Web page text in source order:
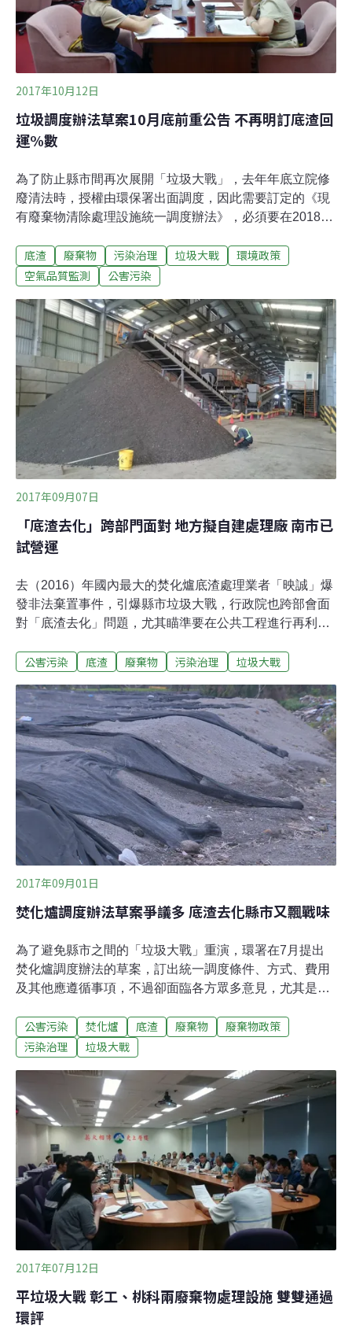
2017年10月12日
垃圾調度辦法草案10月底前重公告 不再明訂底渣回
運%數
為了防止縣市間再次展開「垃圾大戰」，去年年底立院修
廢清法時，授權由環保署出面調度，因此需要訂定的《現
有廢棄物清除處理設施統一調度辦法》，必須要在2018年
將在10月底前再次公告並展開公聽，要趕在期限內完成。
立院12日審查環保署106年公務預算凍結案，包括5報告
的，僅有垃圾緊急應變計畫與空品監測計畫，兩案原遭凍
結的預算分別為1億元、500萬，而整個計畫的預算則分別
是約13億、約7000萬。糾結底渣去化問題 第一次公告遭
縣市反彈環署在7月曾經第一次公告，不過在舉行第一次
公聽會時，就遭到縣市政府大力反彈，因此環署便收回重
擬，沒有繼續公聽下去。環署督察總隊隊長吳盛忠坦言，
最大的爭議仍是出在底渣的去處問題。先前高雄市以1公
噸垃圾換1.8底渣的代價，代台東、雲林縣焚化垃圾，不料
無處可去的焚化爐底渣
底渣 廢棄物 污染治理 垃圾大戰
環境政策
空氣品質監測
公害污染
2017年09月07日
「底渣去化」跨部門面對 地方擬自建處理廠 南市已
試營運
去（2016）年國內最大的焚化爐底渣處理業者「映誠」爆
發非法棄置事件，引爆縣市垃圾大戰，行政院也跨部會面
對「底渣去化」問題，尤其瞄準要在公共工程進行再利
建處理設施，由地方政府親自把關底渣再生粒料的生產與
程會6日舉辦觀摩會，找來中央及各縣市環保與工程機
關，宣導焚化再生粒料可安全無虞再利用；強調未來底渣
資源化之後，將由地方環保機關驗證，並統一調度供料，
以避免過去委託處理廠，面臨「誰知道他在裡面摻了什
麼」的疑慮，而乏人問津、工程單位不敢用的疑慮。行政
院在2017年1月時，由身兼政務委員與工程會主委的吳宏
謀出面跨部會協商，面對民眾與工程界對於底渣品質仍有
許多疑慮的問題，定調未來底渣資源化產品，將由地方環
保單位驗證後，統一調度供料給工程單位。並且優先應用
在環保爭議較小的工程，例如CLSM（控制性低強度
公害污染 底渣 廢棄物 污染治理 垃圾大戰
2017年09月01日
焚化爐調度辦法草案爭議多 底渣去化縣市又飄戰味
為了避免縣市之間的「垃圾大戰」重演，環署在7月提出
焚化爐調度辦法的草案，訂出統一調度條件、方式、費用
及其他應遵循事項，不過卻面臨各方眾多意見，尤其是焚
立院去（2016）年底修正《廢清法》，其中第28條授權環
保署訂定統一調度的條件、方式、費用及其他應遵循事
統一調度辦法》的草案，不過並未獲得各界滿意，不管是
需要調度的、代焚化垃圾的縣市、環保團體都有意見；因
此環署已定調還會再做調整，並重新公告一次。1日立委
賴瑞隆與陳曼麗舉辦公聽會，如何去化焚化爐底渣，是各
地環保局爭論的重點。各縣市底渣優先在境內去化 工程單
位疑慮須解決環保署副署長張子敬表態，各縣市垃圾所產
生的底渣，理當要自己想辦法處理，最好是進入自己的公
共工程再利用，真的無法去化，才由環保署跟公共工程委
員會協調，且應是優先在縣境內找公共工程，最
公害污染 焚化爐 底渣 廢棄物
廢棄物政策
污染治理
垃圾大戰
2017年07月12日
平垃圾大戰 彰工、桃科兩廢棄物處理設施 雙雙通過
環評